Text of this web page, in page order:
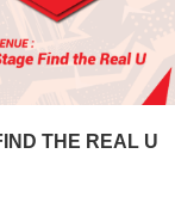
THE REAL U